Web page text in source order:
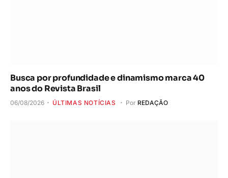
Busca por profundidade e dinamismo marca 40
anos do Revista Brasil
06/08/2026 ÚLTIMAS NOTÍCIAS Por REDAÇÃO